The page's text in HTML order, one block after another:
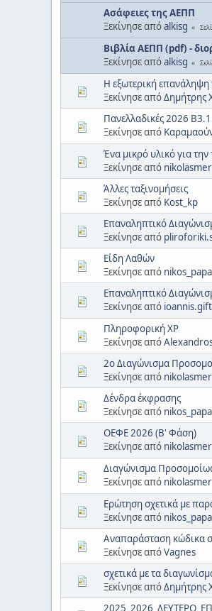
Ασάφειες της ΑΕΠΠ
Ξεκίνησε απόalkisg
Βιβλία ΑΕΠΠ (pdf) -
Ξεκίνησε απόalkisg
Η εξωτερική επανάληψη
Ξεκίνησε απόΔημήτρης
Πανελλαδικές 2026
Ξεκίνησε από
Ένα μικρό υλικό για
Ξεκίνησε από nikolasmer
Άλλες ταξινομήσεις
Ξεκίνησε από Kost_kp
Επαναληπτικό
Ξεκίνησε από
Είδη Λαθών
Ξεκίνησε από nikos_papa
Επαναληπτικό
Ξεκίνησε από
Πληροφορική XP
Ξεκίνησε από
2ο Διαγώνισμα
Ξεκίνησε από nikolasmer
Δένδρα έκφρασης
Ξεκίνησε από nikos_papa
ΟΕΦΕ 2026 (Β' Φάση)
Ξεκίνησε από nikolasmer
Διαγώνισμα
Ξεκίνησε από nikolasmer
Ερώτηση σχετικά με
Ξεκίνησε από nikos_papa
Αναπαράσταση κώδικα
Ξεκίνησε απόVagnes
σχετικά με τα
Ξεκίνησε απόΔημήτρης